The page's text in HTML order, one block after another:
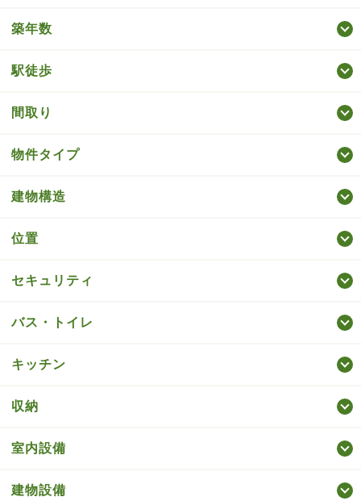
築年数
駅徒歩
間取り
物件タイプ
建物構造
位置
セキュリティ
バス・トイレ
キッチン
収納
室内設備
建物設備